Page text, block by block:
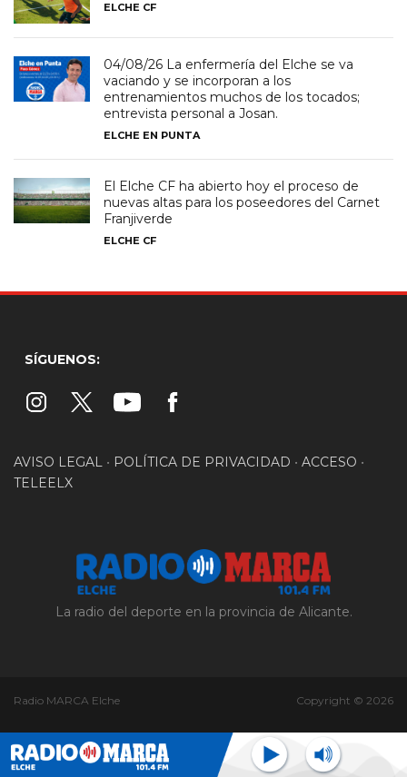
ELCHE CF
04/08/26 La enfermería del Elche se va
vaciando y se incorporan a los
entrenamientos muchos de los tocados;
entrevista personal a Josan.
ELCHE EN PUNTA
El Elche CF ha abierto hoy el proceso de
nuevas altas para los poseedores del Carnet
Franjiverde
ELCHE CF
SÍGUENOS:
AVISO LEGAL • POLÍTICA DE PRIVACIDAD • ACCESO •
TELEELX
La radio del deporte en la provincia de Alicante.
Radio MARCA Elche Copyright © 2026